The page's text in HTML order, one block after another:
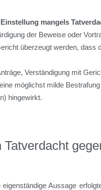
mangels
der Beweise oder
überzeugt werden, dass
Verständigung mit
möglichst milde
hingewirkt.
Aussage